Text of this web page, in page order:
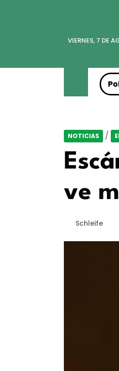
VIERNES, 7 DE
NOTICIAS /
ve
Schleife